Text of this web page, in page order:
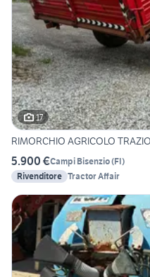
17
RIMORCHIO AGRICOLO
5.900 €Campi Bisenzio(FI)
Rivenditore Tractor Affair